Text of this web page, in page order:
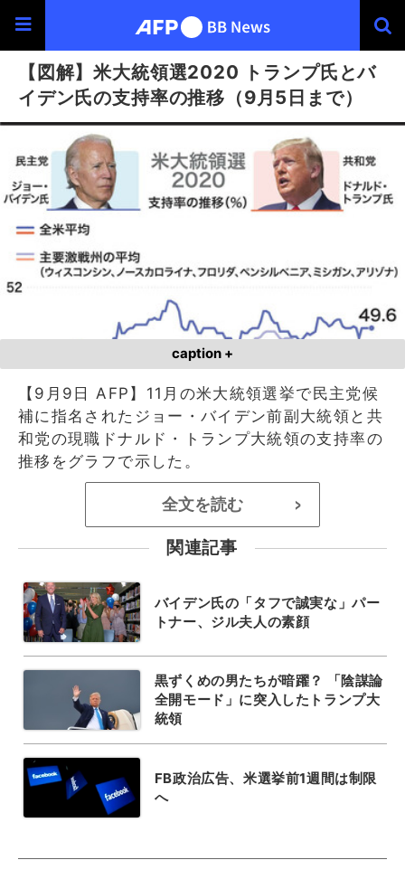
【図解】米大統領選2020 トランプ氏とバ
イデン氏の支持率の推移（9月5日まで）
caption +
【9月9日 AFP】11月の米大統領選挙で民主党候
補に指名されたジョー・バイデン前副大統領と共
和党の現職ドナルド・トランプ大統領の支持率の
推移をグラフで示した。
全文を読む >
関連記事
バイデン氏の「タフで誠実な」パー
トナー、ジル夫人の素顔
黒ずくめの男たちが暗躍？ 「陰謀論
全開モード」に突入したトランプ大
統領
FB政治広告、米選挙前1週間は制限
へ